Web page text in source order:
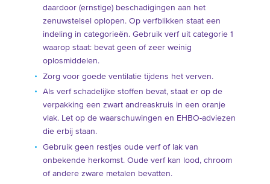
daardoor (ernstige) beschadigingen aan het
zenuwstelsel oplopen. Op verfblikken staat een
indeling in categorieën. Gebruik verf uit categorie 1
waarop staat: bevat geen of zeer weinig
oplosmiddelen.
Zorg voor goede ventilatie tijdens het verven.
Als verf schadelijke stoffen bevat, staat er op de
verpakking een zwart andreaskruis in een oranje
vlak. Let op de waarschuwingen en EHBO-adviezen
die erbij staan.
Gebruik geen restjes oude verf of lak van
onbekende herkomst. Oude verf kan lood, chroom
of andere zware metalen bevatten.